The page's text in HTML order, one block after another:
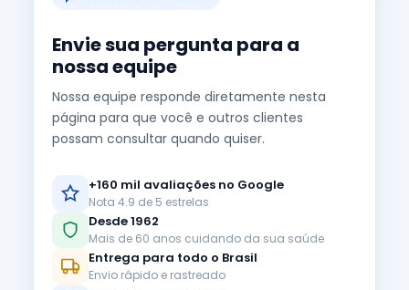
Envie sua pergunta para a
nossa equipe
Nossa equipe responde diretamente nesta
página para que você e outros clientes
possam consultar quando quiser.
+160 mil avaliações no Google
Nota 4.9 de 5 estrelas
Desde 1962
Mais de 60 anos cuidando da sua saúde
Entrega para todo o Brasil
Envio rápido e rastreado